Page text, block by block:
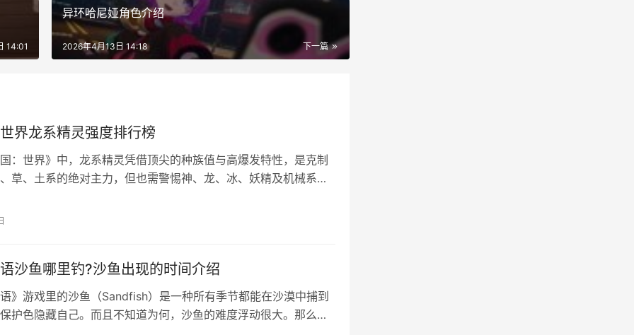
14:01
异环哈尼娅角色介绍
下一篇
2026年4月13日 14:18
界龙系精灵强度排行榜
：世界》中，龙系精灵凭借顶尖的种族值与高爆发特性，是克制
草、土系的绝对主力，但也需警惕神、龙、冰、妖精及机械系的
准锁定核心精灵，快速组建无敌阵容。 洛克王国世界龙系精灵强
沙鱼哪里钓?沙鱼出现的时间介绍
》游戏里的沙鱼（Sandfish）是一种所有季节都能在沙漠中捕到
护色隐藏自己。而且不知道为何，沙鱼的难度浮动很大。那么沙